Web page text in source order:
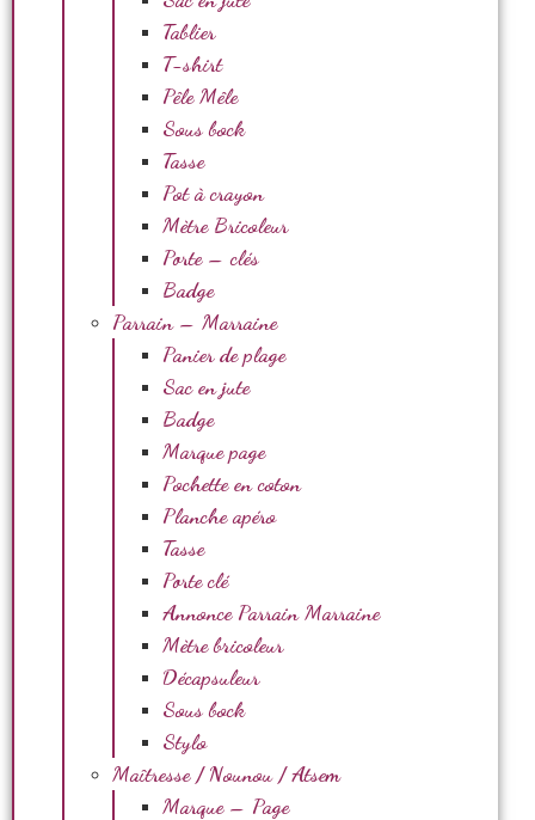
Tablier
T-shirt
Pêle Mêle
Sous bock
Tasse
Pot à crayon
Mètre Bricoleur
Porte – clés
Badge
Parrain – Marraine
Panier de plage
Sac en jute
Badge
Marque page
Pochette en coton
Planche apéro
Tasse
Porte clé
Annonce Parrain Marraine
Mètre bricoleur
Décapsuleur
Sous bock
Stylo
Maîtresse / Nounou / Atsem
Marque – Page